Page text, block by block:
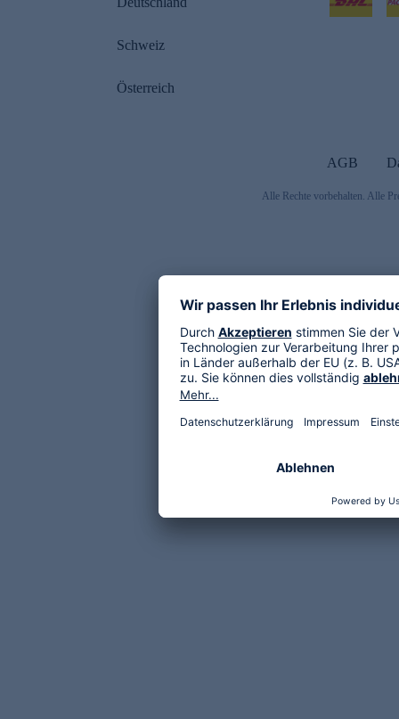
Schweiz
Österreich
AGB
Alle Rechte vorbehalten. Alle